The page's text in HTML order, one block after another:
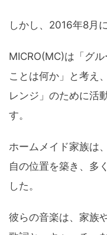
しかし、2016年8月
MICRO(MC)は「グ
ことは何か」と考え
レンジ」のために活
す。
ホームメイド家族は
自の位置を築き、多
した。
彼らの音楽は、家族